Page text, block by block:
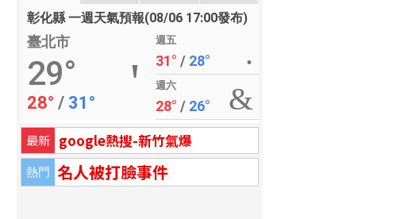
彰化縣 一週天氣預報(08/06 17:00發布)
臺北市
29°
28° / 31°
週五
31° / 28°
週六
28° / 26°
最新 google熱搜-新竹氣爆
熱門 名人被打臉事件